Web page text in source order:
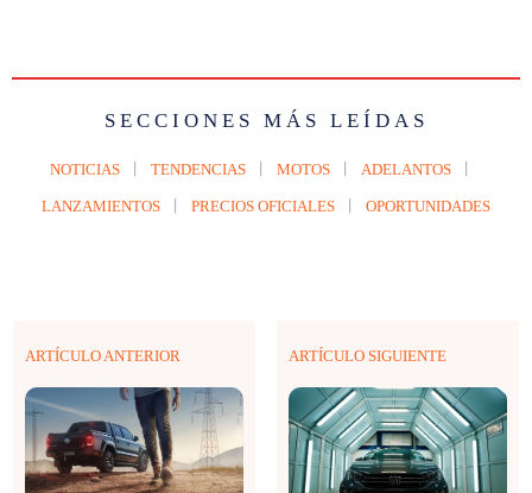
SECCIONES MÁS LEÍDAS
NOTICIAS TENDENCIAS MOTOS ADELANTOS
LANZAMIENTOS PRECIOS OFICIALES OPORTUNIDADES
ARTÍCULO ANTERIOR ARTÍCULO SIGUIENTE